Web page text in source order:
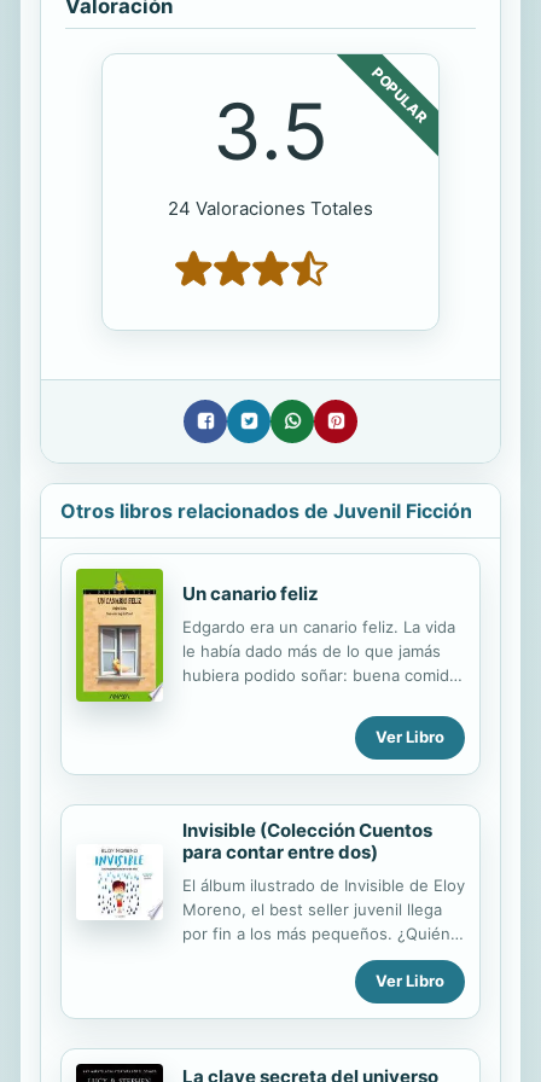
Valoración
POPULAR
3.5
24 Valoraciones Totales
Otros libros relacionados de Juvenil Ficción
Un canario feliz
Edgardo era un canario feliz. La vida
le había dado más de lo que jamás
hubiera podido soñar: buena comida,
Pero un día, en un descuido, termina
fuera de casa completamente solo.
Tendrá que sobrevivir en el bosque,
peligros. ¿Lo conseguirá?
Ver Libro
Invisible (Colección Cuentos
para contar entre dos)
El álbum ilustrado de Invisible de Eloy
Moreno, el best seller juvenil llega
por fin a los más pequeños. ¿Quién
no ha deseado alguna vez ser
invisible? ¿Quién no ha deseado
alguna vez dejar de serlo? El nuevo
mejor de dos mundos: el formato de
la colección Cuentos para Contar
Ver Libro
La clave secreta del universo